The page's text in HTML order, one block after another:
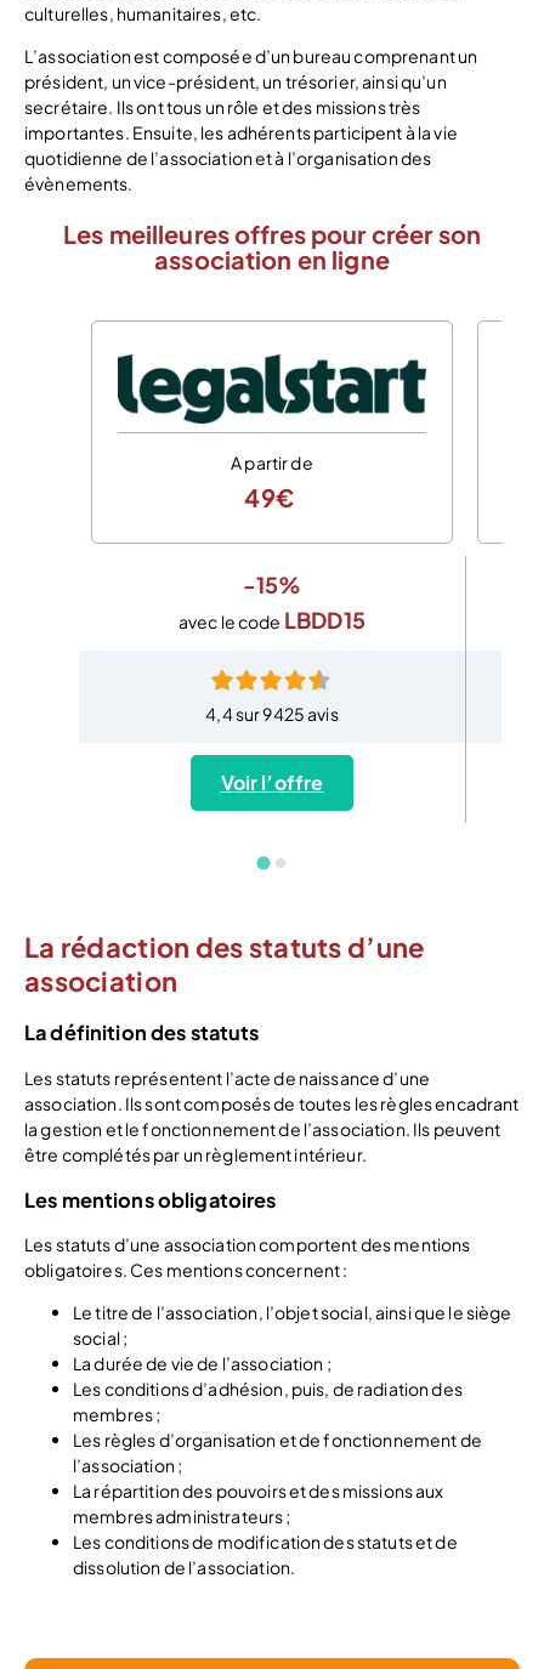
culturelles, humanitaires, etc.
L’association est composée d’un bureau comprenant un
président, un vice-président, un trésorier, ainsi qu’un
secrétaire. Ils ont tous un rôle et des missions très
importantes. Ensuite, les adhérents participent à la vie
quotidienne de l’association et à l’organisation des
évènements.
Les meilleures offres pour créer son
association en ligne
A partir de
49€
-15%
avec le code LBDD15
4,4 sur 9425 avis
Voir l’offre
La rédaction des statuts d’une
association
La définition des statuts
Les statuts représentent l’acte de naissance d’une
association. Ils sont composés de toutes les règles encadrant
la gestion et le fonctionnement de l’association. Ils peuvent
être complétés par un règlement intérieur.
Les mentions obligatoires
Les statuts d’une association comportent des mentions
obligatoires. Ces mentions concernent :
Le titre de l’association, l’objet social, ainsi que le siège
social ;
La durée de vie de l’association ;
Les conditions d’adhésion, puis, de radiation des
membres ;
Les règles d’organisation et de fonctionnement de
l’association ;
La répartition des pouvoirs et des missions aux
membres administrateurs ;
Les conditions de modification des statuts et de
dissolution de l’association.